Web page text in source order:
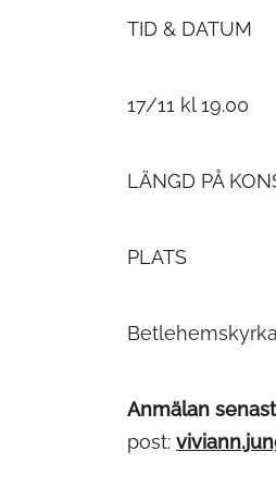
TID & DATUM
17/11 kl 19.00
LÄNGD PÅ
PLATS
Anmälan
post: